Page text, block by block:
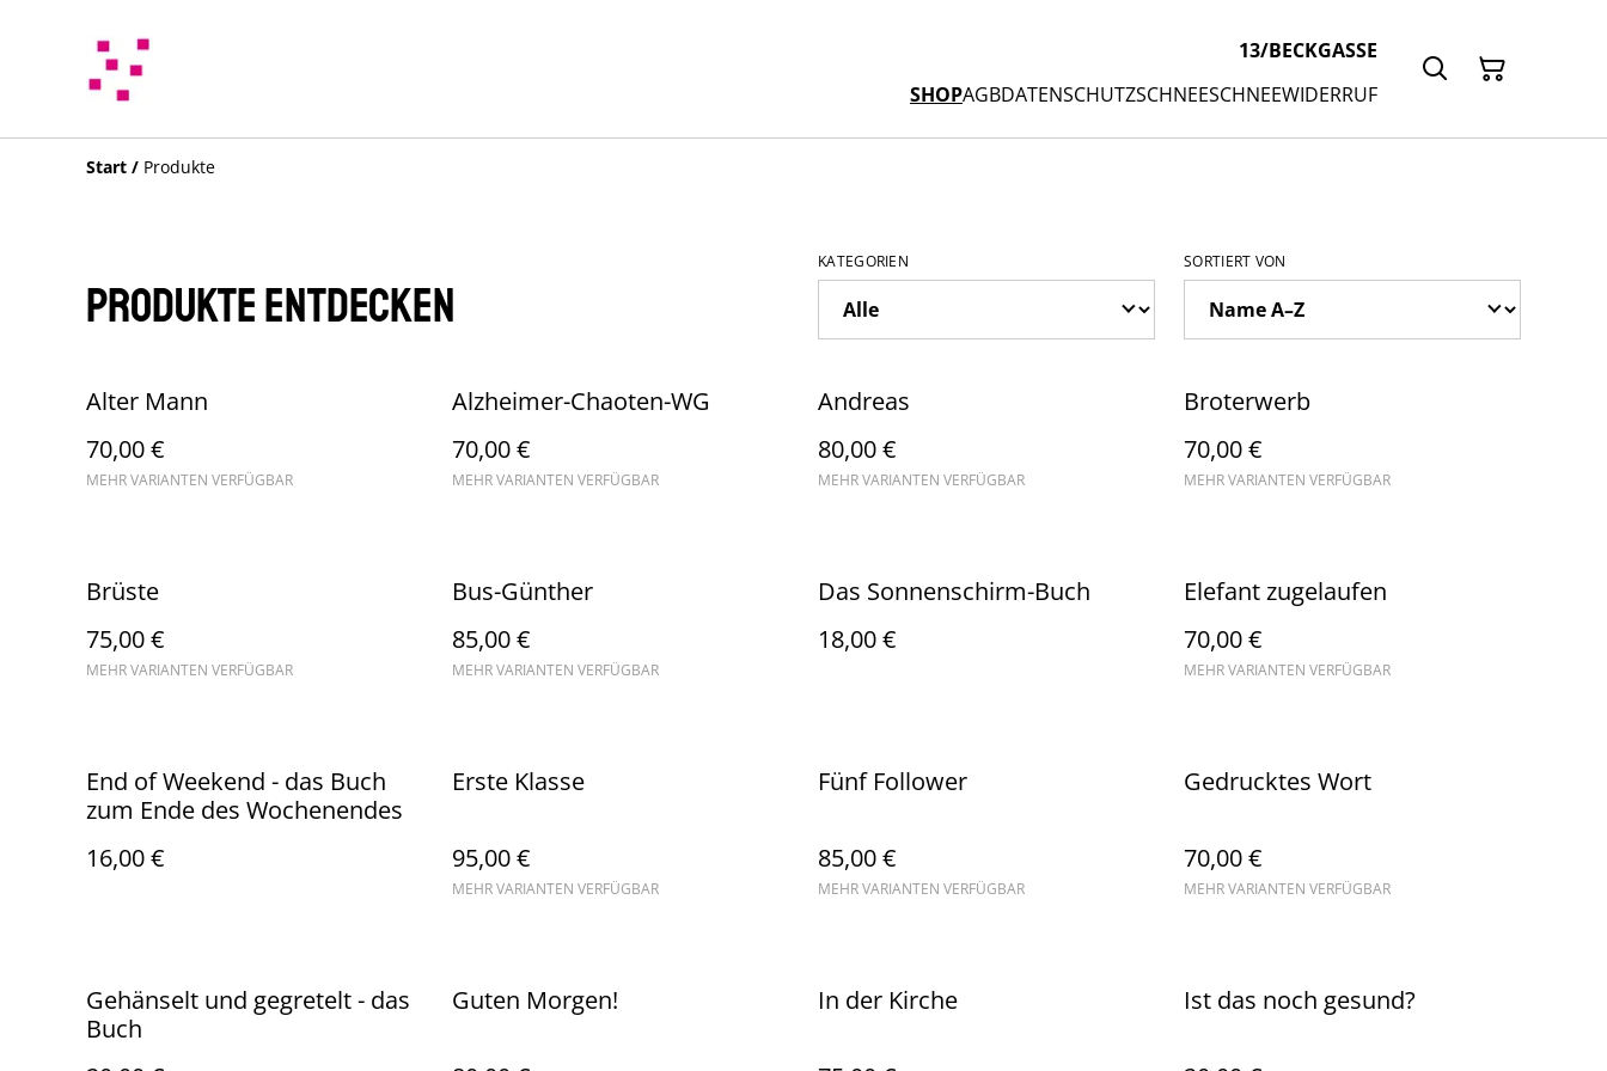
13/BECKGASSE
SHOPAGBDATENSCHUTZSCHNEESCHNEEWIDERRUF
Start / Produkte
Produkte entdecken
KATEGORIEN SORTIERT VON
Alter Mann
70,00 €
MEHR VARIANTEN VERFÜGBAR
Alzheimer-Chaoten-WG
70,00 €
MEHR VARIANTEN VERFÜGBAR
Andreas
80,00 €
MEHR VARIANTEN VERFÜGBAR
Broterwerb
70,00 €
MEHR VARIANTEN VERFÜGBAR
Brüste
75,00 €
MEHR VARIANTEN VERFÜGBAR
Bus-Günther
85,00 €
MEHR VARIANTEN VERFÜGBAR
Das Sonnenschirm-Buch
18,00 €
Elefant zugelaufen
70,00 €
MEHR VARIANTEN VERFÜGBAR
End of Weekend - das Buch
zum Ende des Wochenendes
16,00 €
Erste Klasse
95,00 €
MEHR VARIANTEN VERFÜGBAR
Fünf Follower
85,00 €
MEHR VARIANTEN VERFÜGBAR
Gedrucktes Wort
70,00 €
MEHR VARIANTEN VERFÜGBAR
Gehänselt und gegretelt - das
Buch
Guten Morgen! In der Kirche Ist das noch gesund?